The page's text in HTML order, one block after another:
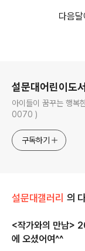
다음
설문대어린이도
아이들이 꿈꾸는 행복한 공간 (
0070 )
구독하기
설문대갤러리 의
<작가와의 만남>
에 오셨어여^^